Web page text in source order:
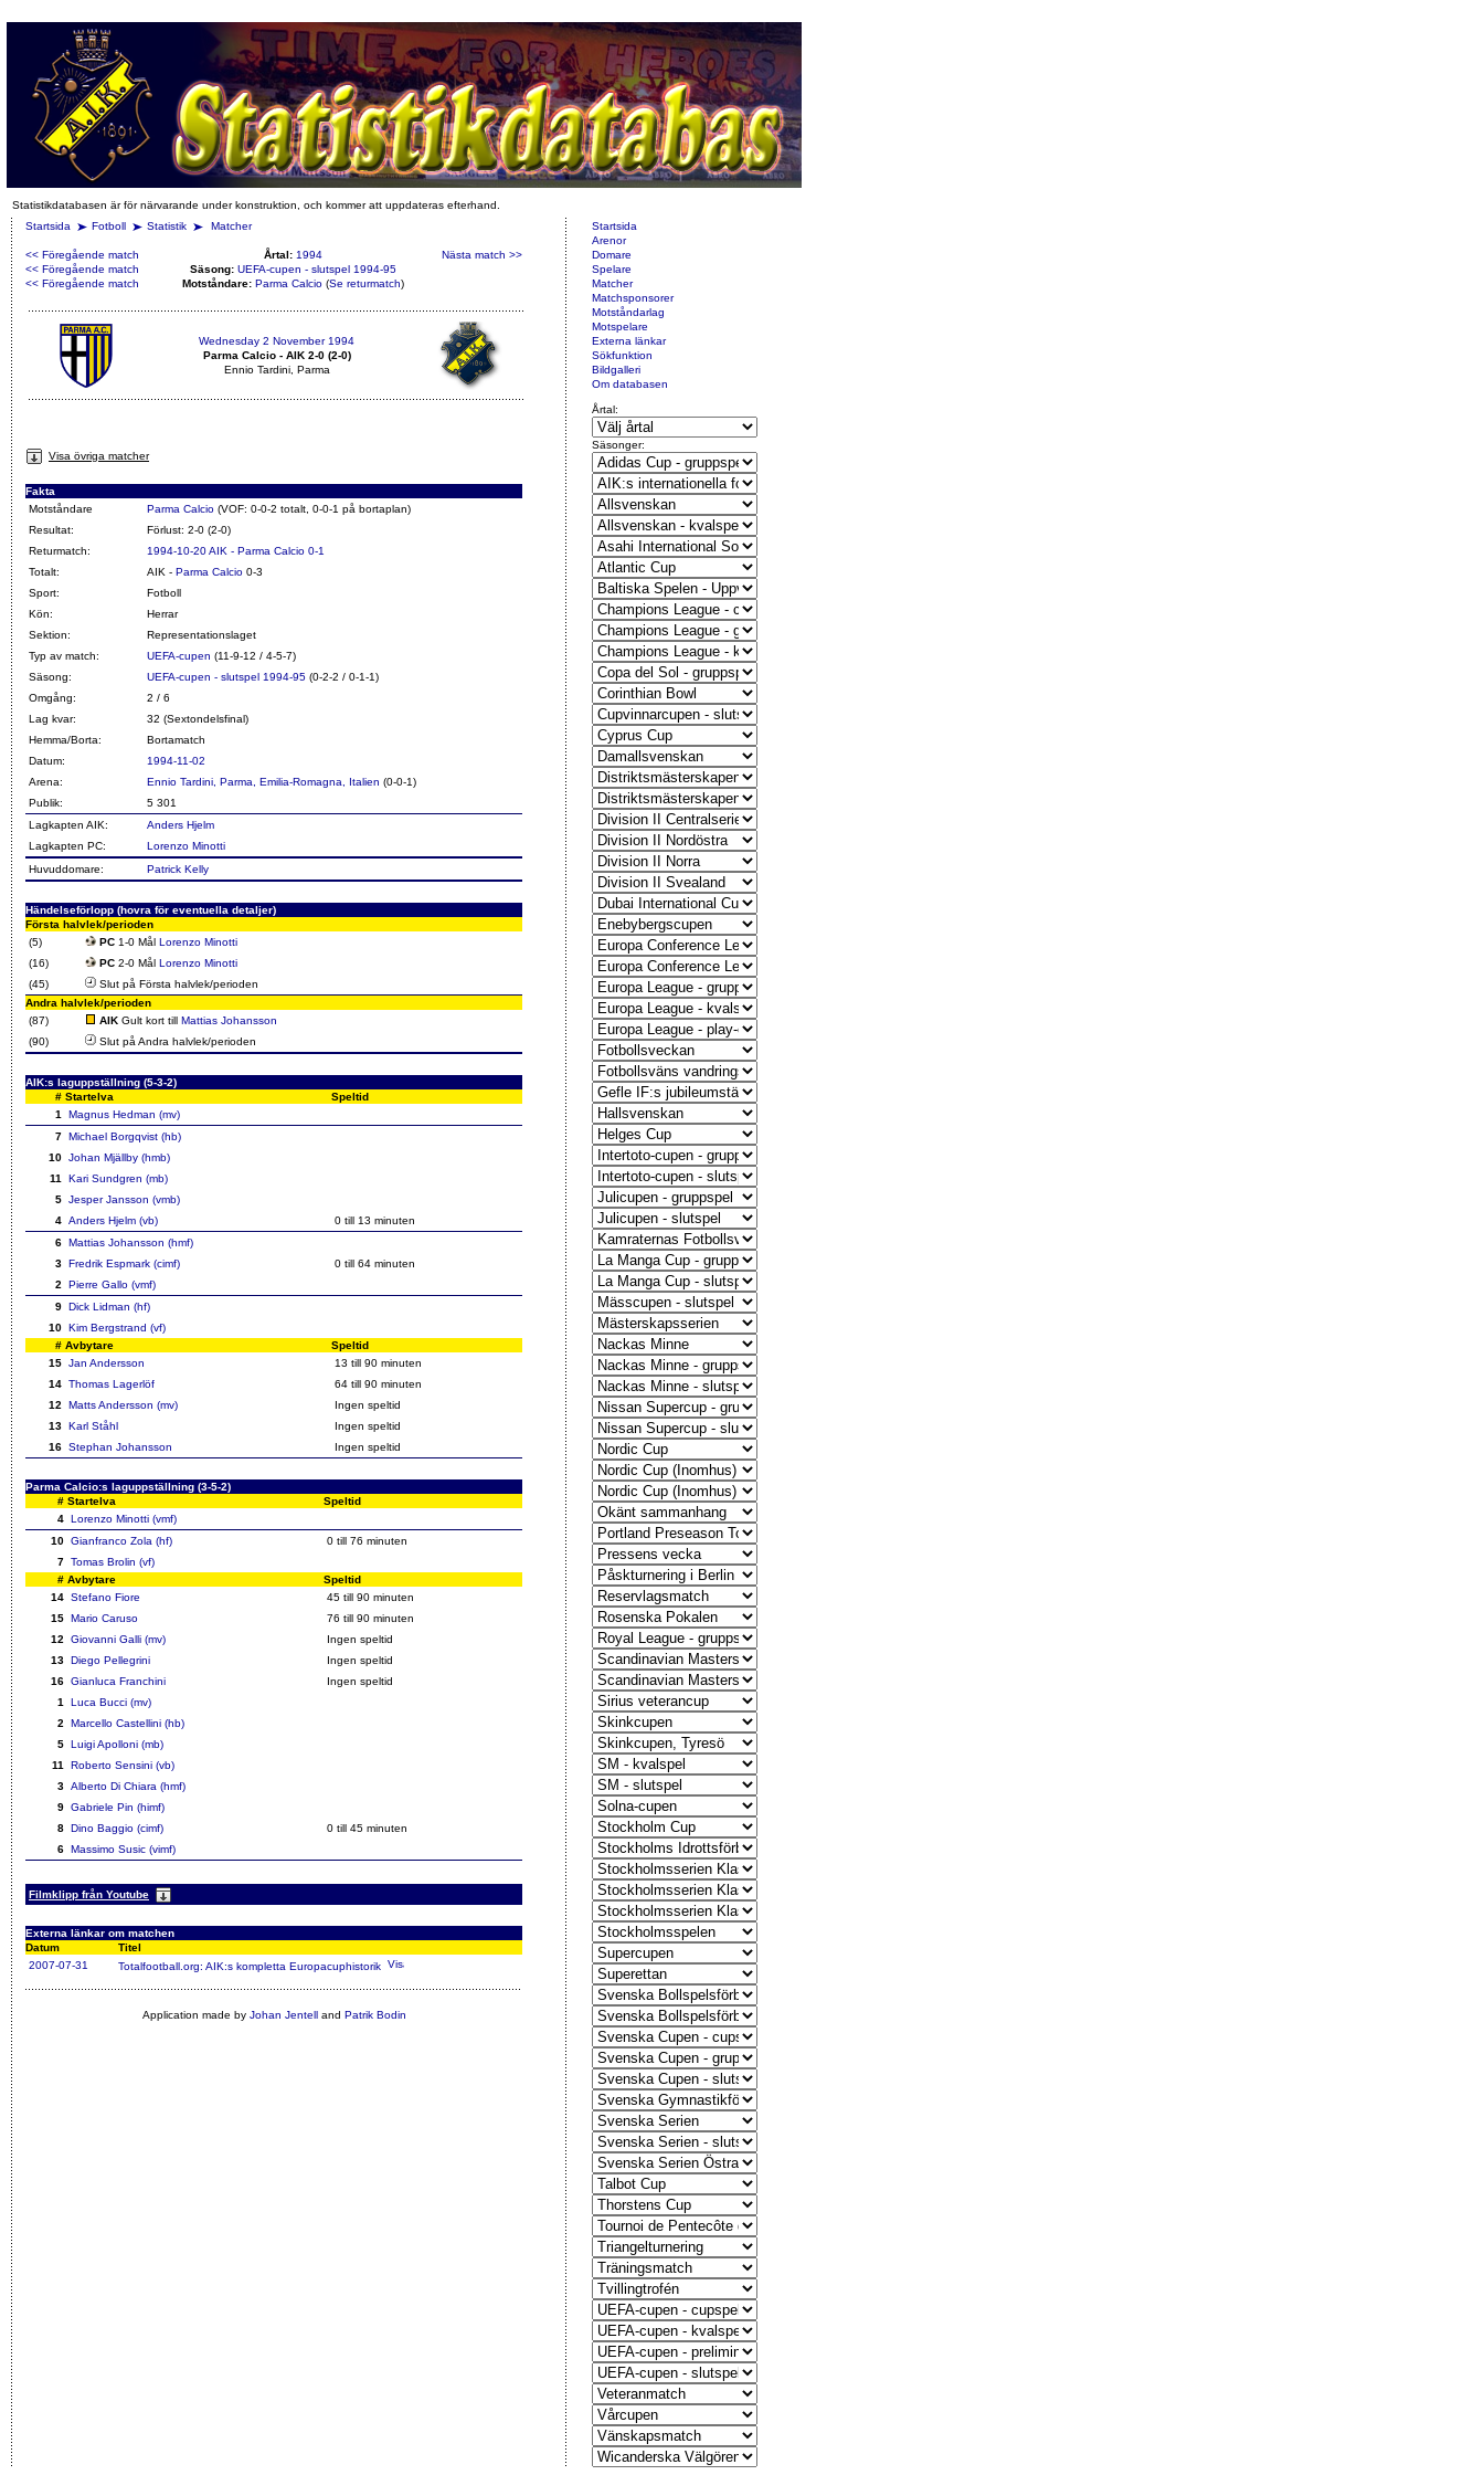
Statistikdatabasen är för närvarande under konstruktion, och kommer att uppdateras efterhand.
Startsida
Fotboll Statistik Matcher
<< Föregående match Årtal: 1994
Nästa match >>
<< Föregående match
Säsong: UEFA-cupen - slutspel 1994-95
<< Föregående match
Motståndare: Parma Calcio(Se returmatch)
Wednesday 2 November 1994
Parma Calcio - AIK 2-0 (2-0)
Ennio Tardini, Parma
Visa övriga matcher
Fakta
Motståndare
Parma Calcio (VOF: 0-0-2 totalt, 0-0-1 på bortaplan)
Resultat:
Förlust: 2-0 (2-0)
Returmatch:
1994-10-20 AIK - Parma Calcio 0-1
Totalt:
AIK - Parma Calcio 0-3
Sport:
Fotboll
Kön:
Herrar
Sektion:
Representationslaget
Typ av match:
UEFA-cupen (11-9-12 / 4-5-7)
Säsong:
UEFA-cupen - slutspel 1994-95 (0-2-2 / 0-1-1)
Omgång:
2 / 6
Lag kvar:
32 (Sextondelsfinal)
Hemma/Borta:
Bortamatch
Datum:
1994-11-02
Arena:
Ennio Tardini, Parma, Emilia-Romagna, Italien (0-0-1)
Publik:
5 301
Lagkapten AIK:
Anders Hjelm
Lagkapten PC:
Lorenzo Minotti
Huvuddomare:
Patrick Kelly
Händelseförlopp (hovra för eventuella detaljer)
Första halvlek/perioden
(5)
PC 1-0 Mål Lorenzo Minotti
(16)
PC 2-0 Mål Lorenzo Minotti
(45)
Slut på Första halvlek/perioden
Andra halvlek/perioden
(87)
AIK Gult kort till Mattias Johansson
(90)
Slut på Andra halvlek/perioden
AIK:s laguppställning (5-3-2)
# Startelva
Speltid
1
Magnus Hedman (mv)
7 Michael Borgqvist (hb)
10 Johan Mjällby (hmb)
11
Kari Sundgren (mb)
5 Jesper Jansson (vmb)
4 Anders Hjelm (vb)
0 till 13 minuten
6 Mattias Johansson (hmf)
3 Fredrik Espmark (cimf)
0 till 64 minuten
2
Pierre Gallo (vmf)
9 Dick Lidman (hf)
10 Kim Bergstrand (vf)
# Avbytare
Speltid
15 Jan Andersson
13 till 90 minuten
14 Thomas Lagerlöf
64 till 90 minuten
12
Matts Andersson (mv)
Ingen speltid
13 Karl Ståhl
Ingen speltid
16 Stephan Johansson Ingen speltid
Parma Calcio:s laguppställning (3-5-2)
# Startelva
Speltid
4 Lorenzo Minotti (vmf)
10 Gianfranco Zola (hf)
0 till 76 minuten
7 Tomas Brolin (vf)
# Avbytare
Speltid
14 Stefano Fiore
45 till 90 minuten
15 Mario Caruso
76 till 90 minuten
12
Giovanni Galli (mv)
Ingen speltid
13 Diego Pellegrini
Ingen speltid
16 Gianluca Franchini
Ingen speltid
1
Luca Bucci (mv)
2
Marcello Castellini (hb)
5 Luigi Apolloni (mb)
11
Roberto Sensini (vb)
3 Alberto Di Chiara (hmf)
9 Gabriele Pin (himf)
8 Dino Baggio (cimf)
0 till 45 minuten
6 Massimo Susic (vimf)
Filmklipp från Youtube
Externa länkar om matchen
Datum
Titel
2007-07-31
Totalfootball.org: AIK:s kompletta Europacuphistorik
Application made by Johan Jentelland Patrik Bodin
Startsida
Arenor
Domare
Spelare
Matcher
Matchsponsorer
Motståndarlag
Motspelare
Externa länkar
Sökfunktion
Bildgalleri
Om databasen
Årtal:
Säsonger: